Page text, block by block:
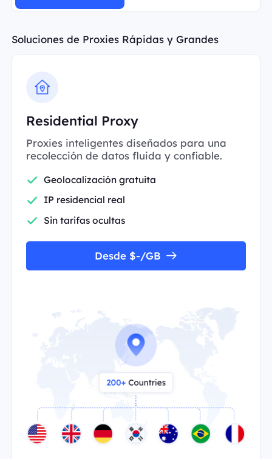
Soluciones de Proxies Rápidas y Grandes
Residential Proxy
Proxies inteligentes diseñados para una
recolección de datos fluida y confiable.
Geolocalización gratuita
IP residencial real
Sin tarifas ocultas
Desde $-/GB